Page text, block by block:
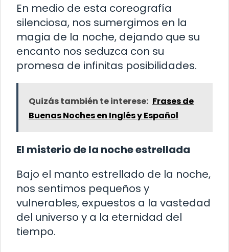
En medio de esta coreografía
silenciosa, nos sumergimos en la
magia de la noche, dejando que su
encanto nos seduzca con su
promesa de infinitas posibilidades.
Quizás también te interese: Frases de
Buenas Noches en Inglés y Español
El misterio de la noche estrellada
Bajo el manto estrellado de la noche,
nos sentimos pequeños y
vulnerables, expuestos a la vastedad
del universo y a la eternidad del
tiempo.